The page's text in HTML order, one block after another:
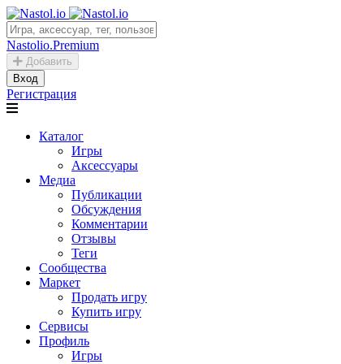
Nastolio.Premium
Добавить
Вход
Регистрация
Каталог
Игры
Аксессуары
Медиа
Публикации
Обсуждения
Комментарии
Отзывы
Теги
Сообщества
Маркет
Продать игру
Купить игру
Сервисы
Профиль
Игры